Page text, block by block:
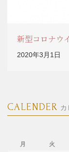
新型コロナウ
2020年3月1日
CALENDER
月 火